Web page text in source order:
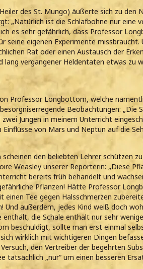
des St. Mungo) äußerte sich zu den
„Natürlich ist die Schlafbohne nur eine
es sehr gefährlich, dass Professor
seine eigenen Experimente
Rat oder einen Austausch der
lang vergangener Heldentaten etwas zu
Professor Longbottom, welche
Beobachtungen: „Die
Jungen in meinem Unterricht
von Mars und Neptun auf die
scheinen den beliebten Lehrer schützen
Weasley unserer Reporterin: „Diese
bereits früh behandelt und
Pflanzen! Hätte Professor
einen Tee gegen Halsschmerzen
Und außerdem, jedes Kind weiß doch
enthält, die Schale enthält nur sehr
beschuldigt, sollte man erst einmal
wirklich mit wichtigeren Dingen
den Vertreiber der begehrten
tatsächlich „nur“ um einen besseren